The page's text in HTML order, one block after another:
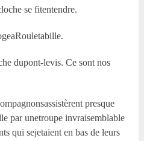
se fitentendre.
dupont-levis. Ce sont nos
presque
par unetroupe invraisemblable
qui sejetaient en bas de leurs